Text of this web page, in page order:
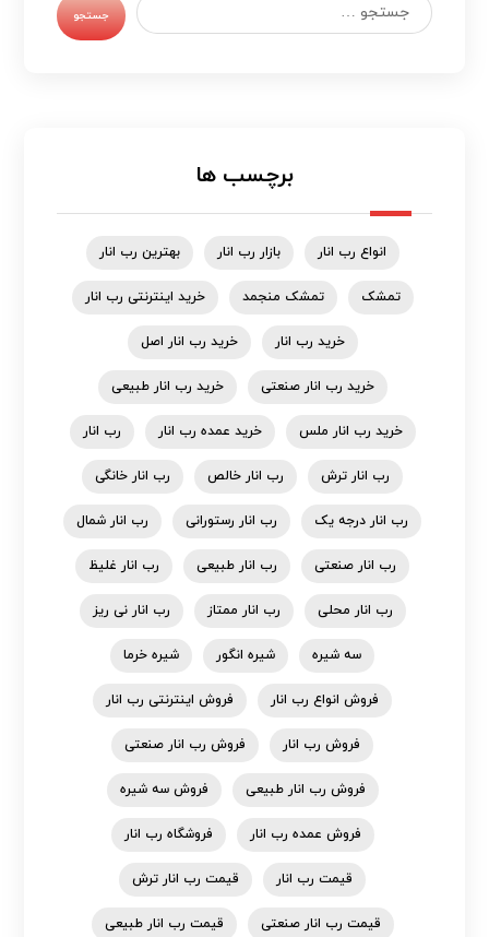
جستجو
برچسب ها
انواع رب انار بازار رب انار بهترین رب انار
تمشک تمشک منجمد خرید اینترنتی رب انار
خرید رب انار خرید رب انار اصل
خرید رب انار صنعتی خرید رب انار طبیعی
خرید رب انار ملس خرید عمده رب انار رب انار
رب انار ترش رب انار خالص رب انار خانگی
رب انار درجه یک رب انار رستورانی رب انار شمال
رب انار صنعتی رب انار طبیعی رب انار غلیظ
رب انار محلی رب انار ممتاز رب انار نی ریز
سه شیره شیره انگور شیره خرما
فروش انواع رب انار فروش اینترنتی رب انار
فروش رب انار فروش رب انار صنعتی
فروش رب انار طبیعی فروش سه شیره
فروش عمده رب انار فروشگاه رب انار
قیمت رب انار قیمت رب انار ترش
قیمت رب انار صنعتی قیمت رب انار طبیعی